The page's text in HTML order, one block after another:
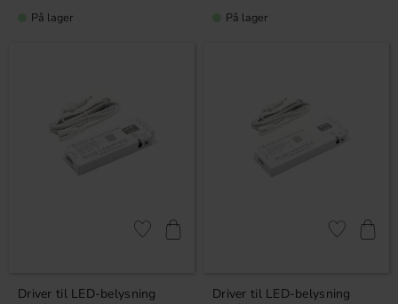
På lager På lager
Driver til LED-belysning
Lagre som favoritt
Driver til LED-belysning
Lagre som